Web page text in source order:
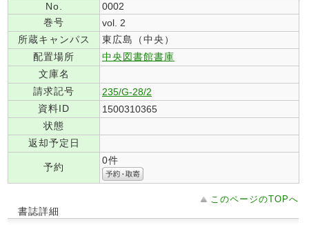
No.
0002
巻号
vol. 2
所蔵キャンパス
東広島（中央）
配置場所
中央図書館書庫
文庫名
請求記号
235/G-28/2
資料ID
1500310365
状態
返却予定日
予約
0件
このページのTOPへ
書誌詳細